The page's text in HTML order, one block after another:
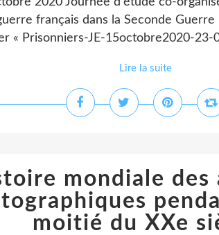
français dans la Seconde Guerre
« Prisonniers-JE-15octobre2020-23-
Lire la suite
mondiale des
moitié du XXe